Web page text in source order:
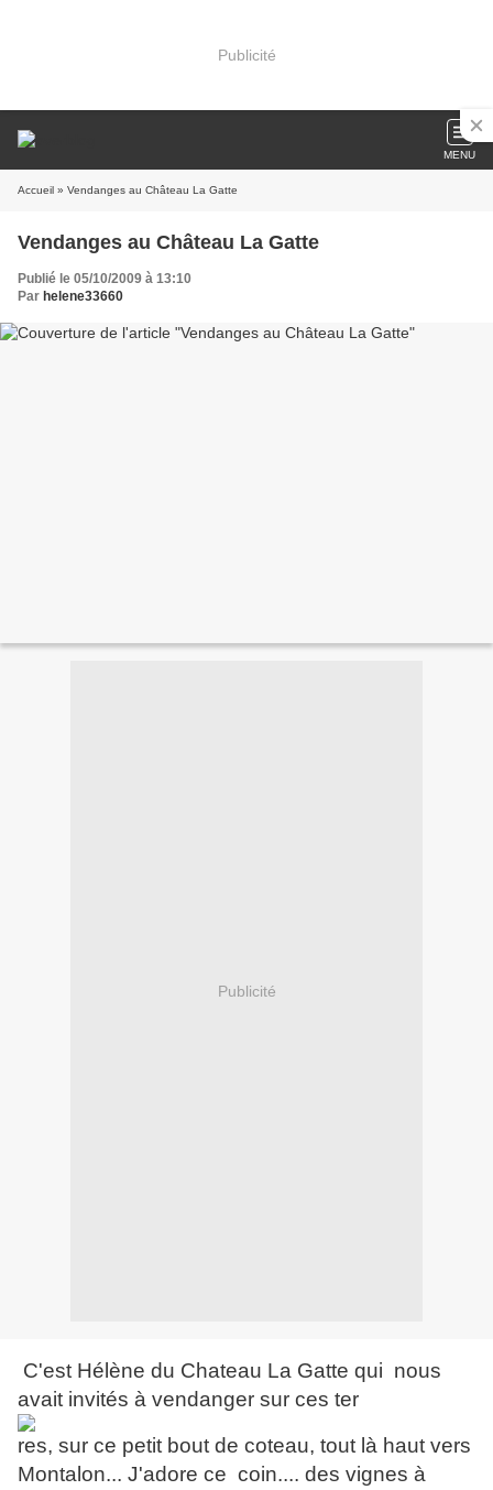
Publicité
MENU
Accueil » Vendanges au Château La Gatte
Vendanges au Château La Gatte
Publié le 05/10/2009 à 13:10
Par helene33660
Publicité
C'est Hélène du Chateau La Gatte qui nous
avait invités à vendanger sur ces ter
res, sur ce petit bout de coteau, tout là haut vers
Montalon... J'adore ce coin.... des vignes à